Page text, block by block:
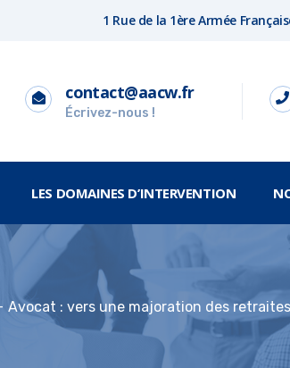
1 Rue de la 1ère Armée
contact@aacw.fr
Écrivez-nous !
LES DOMAINES D’INTERVENTION
Avocat : vers une majoration des